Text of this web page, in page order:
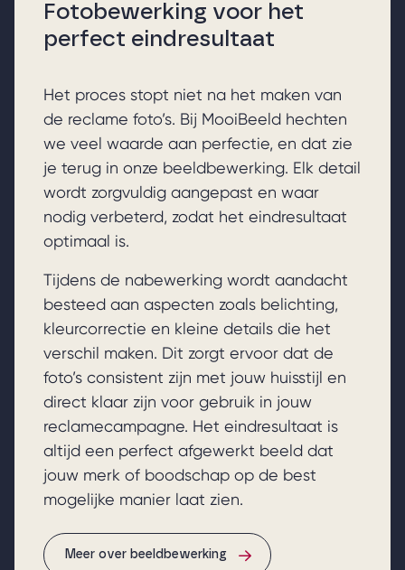
Fotobewerking voor het
perfect eindresultaat
Het proces stopt niet na het maken van
de reclame foto’s. Bij MooiBeeld hechten
we veel waarde aan perfectie, en dat zie
je terug in onze beeldbewerking. Elk detail
wordt zorgvuldig aangepast en waar
nodig verbeterd, zodat het eindresultaat
optimaal is.
Tijdens de nabewerking wordt aandacht
besteed aan aspecten zoals belichting,
kleurcorrectie en kleine details die het
verschil maken. Dit zorgt ervoor dat de
foto’s consistent zijn met jouw huisstijl en
direct klaar zijn voor gebruik in jouw
reclamecampagne. Het eindresultaat is
altijd een perfect afgewerkt beeld dat
jouw merk of boodschap op de best
mogelijke manier laat zien.
Meer over beeldbewerking